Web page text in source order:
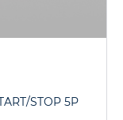
STOP 5P